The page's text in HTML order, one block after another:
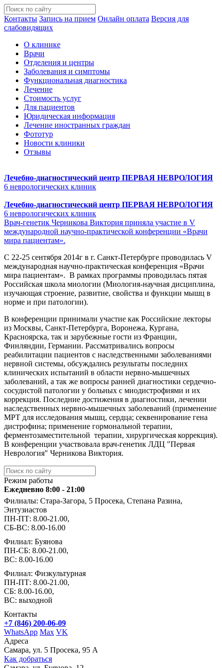
Контакты Запись на прием Онлайн оплата Версия для
слабовидящих
О клинике
Врачи
Отделения и центры
Заболевания и симптомы
Функциональная диагностика
Лечение
Стоимость услуг
Для пациентов
Юридическая информация
Лечение иностранных граждан
Фототур
Новости клиники
Отзывы
Лечебно-диагностический центр ПЕРВАЯ НЕВРОЛОГИЯ
6 неврологических клиник
Лечебно-диагностический центр ПЕРВАЯ НЕВРОЛОГИЯ
6 неврологических клиник
Врач-генетик Черникова Виктория приняла участие в V
международной научно-практической конференции «Врачи
мира пациентам».
С 22-25 сентября 2014г в г. Санкт-Петербурге проводилась V
международная научно-практическая конференция «Врачи
мира пациентам». В рамках программы проводилась пятая
Российская школа миологии (Миология-научная дисциплина,
изучающая строение, развитие, свойства и функции мышц в
норме и при патологии).
В конференции принимали участие как Российские лекторы
из Москвы, Санкт-Петербурга, Воронежа, Кургана,
Красноярска, так и зарубежные гости из Франции,
Финляндии, Германии. Рассматривались вопросы
реабилитации пациентов с наследственными заболеваниями
нервной системы, обсуждались результаты последних
клинических испытаний в области нервно-мышечных
заболеваний, а так же вопросы ранней диагностики сердечно-
сосудистой патологии у больных с миодистрофиями и их
коррекция. Последние достижения в диагностики, лечении
наследственных нервно-мышечных заболеваний (применение
МРТ для исследования мышц, сердца; секвенирование гена
дистрофина; применение гормональной терапии,
ферментозаместительной терапии, хирургическая коррекция).
В конференции участвовала врач-генетик ЛДЦ "Первая
Неврология" Черникова Виктория.
Режим работы
Ежедневно 8:00 - 21:00
Филиалы: Стара-Загора, 5 Просека, Степана Разина,
Энтузиастов
ПН-ПТ: 8.00-21.00,
СБ-ВС: 8.00-16.00
Филиал: Буянова
ПН-СБ: 8.00-21.00,
ВС: 8.00-16.00
Филиал: Физкультурная
ПН-ПТ: 8.00-21.00,
СБ: 8.00-16.00,
ВС: выходной
Контакты
+7 (846) 200-06-09
WhatsApp Max VK
Адреса
Самара, ул. 5 Просека, 95 А
Как добраться